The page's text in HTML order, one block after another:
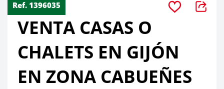
Ref. 1396035
VENTA CASAS O
CHALETS EN GIJÓN
EN ZONA CABUEÑES